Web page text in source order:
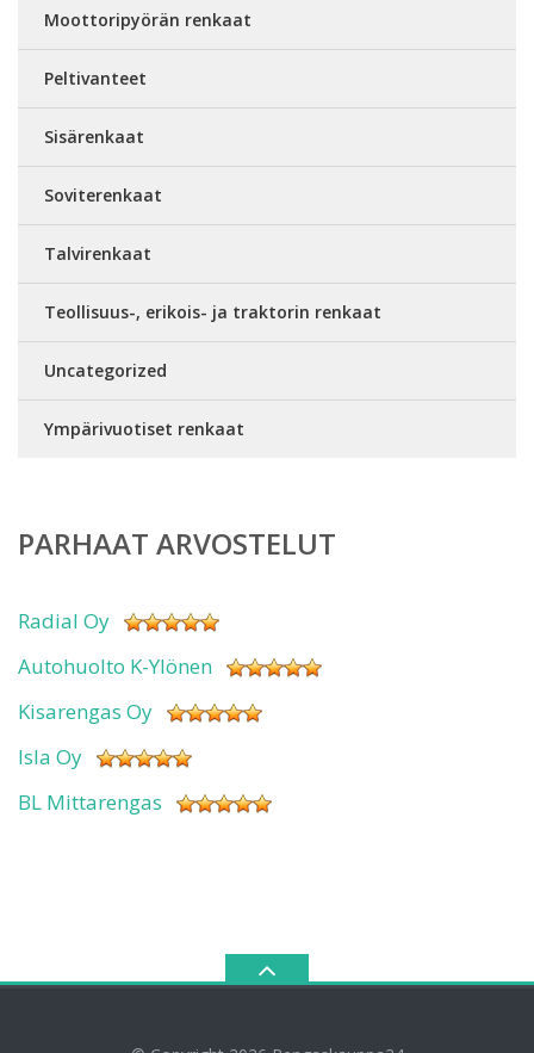
Moottoripyörän renkaat
Peltivanteet
Sisärenkaat
Soviterenkaat
Talvirenkaat
Teollisuus-, erikois- ja traktorin renkaat
Uncategorized
Ympärivuotiset renkaat
PARHAAT ARVOSTELUT
Radial Oy
Autohuolto K-Ylönen
Kisarengas Oy
Isla Oy
BL Mittarengas